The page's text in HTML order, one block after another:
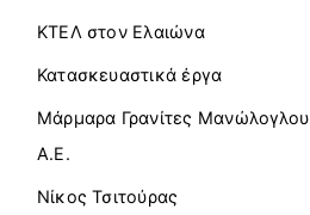
ΚΤΕΛ στον Ελαιώνα
Κατασκευαστικά έργα
Μάρμαρα Γρανίτες Μανώλογλου
Α.Ε.
Νίκος Τσιτούρας